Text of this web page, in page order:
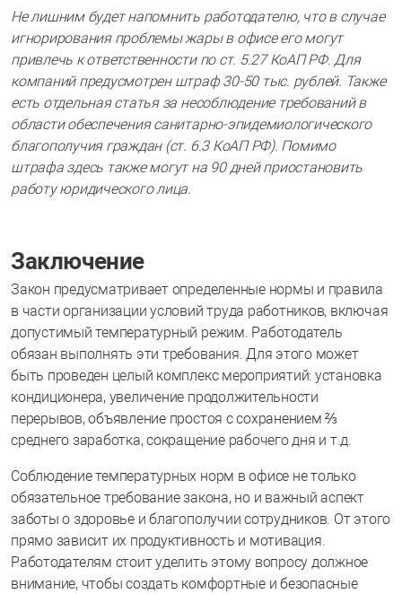
Не лишним будет напомнить работодателю, что в случае
игнорирования проблемы жары в офисе его могут
привлечь к ответственности по ст. 5.27 КоАП РФ. Для
компаний предусмотрен штраф 30-50 тыс. рублей. Также
есть отдельная статья за несоблюдение требований в
области обеспечения санитарно-эпидемиологического
благополучия граждан (ст. 6.3 КоАП РФ). Помимо
штрафа здесь также могут на 90 дней приостановить
работу юридического лица.
Заключение
Закон предусматривает определенные нормы и правила
в части организации условий труда работников, включая
допустимый температурный режим. Работодатель
обязан выполнять эти требования. Для этого может
быть проведен целый комплекс мероприятий: установка
кондиционера, увеличение продолжительности
перерывов, объявление простоя с сохранением ⅔
среднего заработка, сокращение рабочего дня и т.д.
Соблюдение температурных норм в офисе не только
обязательное требование закона, но и важный аспект
заботы о здоровье и благополучии сотрудников. От этого
прямо зависит их продуктивность и мотивация.
Работодателям стоит уделить этому вопросу должное
внимание, чтобы создать комфортные и безопасные